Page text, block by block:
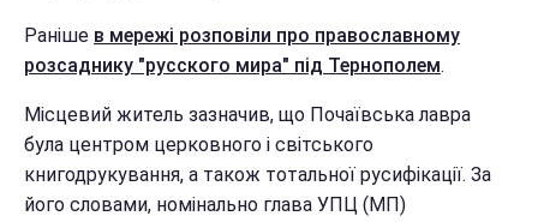
Раніше в мережі розповіли про православному
розсаднику "русского мира" під Тернополем.
Місцевий житель зазначив, що Почаївська лавра
була центром церковного і світського
книгодрукування, а також тотальної русифікації. За
його словами, номінально глава УПЦ (МП)